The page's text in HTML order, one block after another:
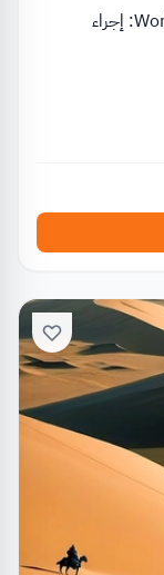
فرصة تطوع في الأردن مقدمة من Worldpackers: إجراء